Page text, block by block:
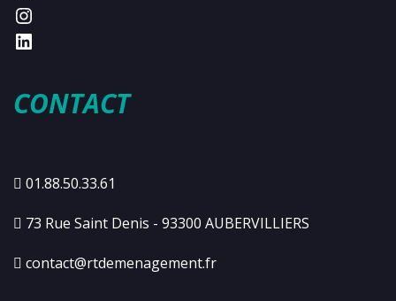
CONTACT
01.88.50.33.61
73 Rue Saint Denis - 93300 AUBERVILLIERS
contact@rtdemenagement.fr